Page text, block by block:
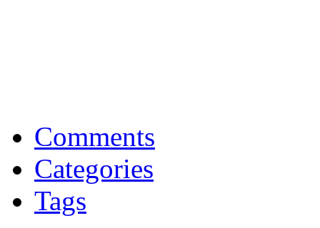
Memberikan yang terbaik sesuai kaidah Islam, kunjungi situs resmi
Comments
Categories
Tags